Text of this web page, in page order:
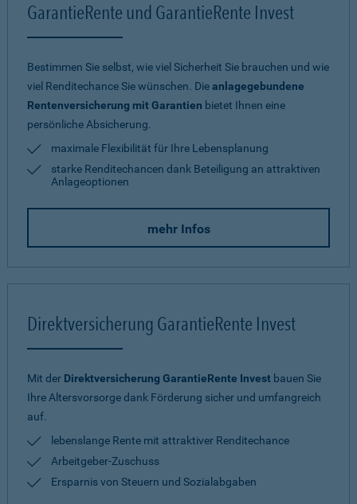
GarantieRente und GarantieRente Invest
Bestimmen Sie selbst, wie viel Sicherheit Sie brauchen und wie
viel Renditechance Sie wünschen. Dieanlagegebundene
Rentenversicherung mit Garantien bietet Ihnen eine
persönliche Absicherung.
maximale Flexibilität für Ihre Lebensplanung
starke Renditechancen dank Beteiligung an attraktiven
Anlageoptionen
mehr Infos
Direktversicherung GarantieRente Invest
Mit der Direktversicherung GarantieRente Invest bauen Sie
Ihre Altersvorsorge dank Förderung sicher und umfangreich
auf.
lebenslange Rente mit attraktiver Renditechance
Arbeitgeber-Zuschuss
Ersparnis von Steuern und Sozialabgaben